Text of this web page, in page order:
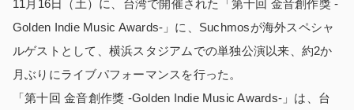
11月16日（土）に、台湾で開催された「第十回 金音創作獎 -
Golden Indie Music Awards-」に、Suchmosが海外スペシャ
ルゲストとして、横浜スタジアムでの単独公演以来、約2か
月ぶりにライブパフォーマンスを行った。
「第十回 金音創作獎 -Golden Indie Music Awards-」は、台